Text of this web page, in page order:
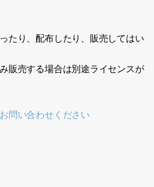
たり、配布したり、販売してはい
販売する場合は別途ライセンスが
お問い合わせください